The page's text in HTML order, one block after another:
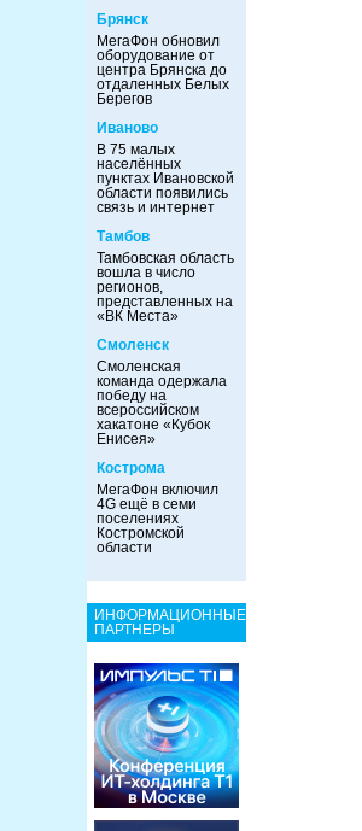
Брянск
МегаФон обновил
оборудование от
центра Брянска до
отдаленных Белых
Берегов
Иваново
В 75 малых
населённых
пунктах Ивановской
области появились
связь и интернет
Тамбов
Тамбовская область
вошла в число
регионов,
представленных на
«ВК Места»
Смоленск
Смоленская
команда одержала
победу на
всероссийском
хакатоне «Кубок
Енисея»
Кострома
МегаФон включил
4G ещё в семи
поселениях
Костромской
области
ИНФОРМАЦИОННЫЕ
ПАРТНЕРЫ